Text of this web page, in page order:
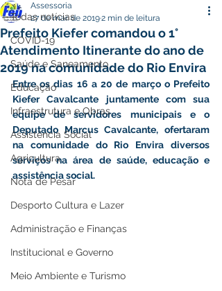
Todas notícias
COVID-19
Saúde e Saneamento
Educação
Infraestrutura e Obras
Assistência Social
Agricultura
Nota de Pesar
Desporto Cultura e Lazer
Administração e Finanças
Institucional e Governo
Meio Ambiente e Turismo
Prefeito Kiefer comandou o 1°
Atendimento Itinerante do ano de
2019 na comunidade do Rio Envira
Assessoria
27 de mar. de 20192 min de leitura
Entre os dias 16 a 20 de março o Prefeito
Kiefer Cavalcante juntamente com sua
equipe de servidores municipais e o
Deputado Marcus Cavalcante, ofertaram
na comunidade do Rio Envira diversos
serviços na área de saúde, educação e
assistência social.